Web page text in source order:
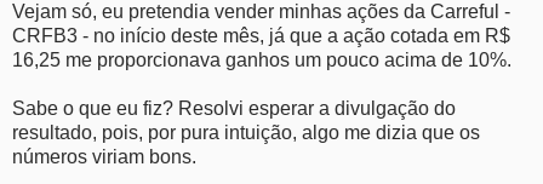
Vejam só, eu pretendia vender minhas ações da Carreful -
CRFB3 - no início deste mês, já que a ação cotada em R$
16,25 me proporcionava ganhos um pouco acima de 10%.
Sabe o que eu fiz? Resolvi esperar a divulgação do
resultado, pois, por pura intuição, algo me dizia que os
números viriam bons.